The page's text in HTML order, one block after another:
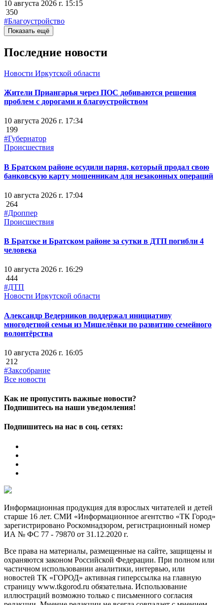
10 августа 2026 г. 15:15
350
#Благоустройство
Показать ещё
Последние новости
Новости Иркутской области
Жители Приангарья через ПОС добиваются решения
проблем с дорогами и благоустройством
10 августа 2026 г. 17:34
199
#Губернатор
Происшествия
В Братском районе осудили парня, который продал свою
банковскую карту мошенникам для незаконных операций
10 августа 2026 г. 17:04
264
#Дроппер
Происшествия
В Братске и Братском районе за сутки в ДТП погибли 4
человека
10 августа 2026 г. 16:29
444
#ДТП
Новости Иркутской области
Александр Ведерников поддержал инициативу
многодетной семьи из Мишелёвки по развитию семейного
волонтёрства
10 августа 2026 г. 16:05
212
#Заксобрание
Все новости
Как не пропустить важные новости?
Подпишитесь на наши уведомления!
Подпишитесь на нас в соц. сетях:
Информационная продукция для взрослых читателей и детей
старше 16 лет. СМИ «Информационное агентство «ТК Город»
зарегистрировано Роскомнадзором, регистрационный номер
ИА № ФС 77 - 79870 от 31.12.2020 г.
Все права на материалы, размещенные на сайте, защищены и
охраняются законом Российской Федерации. При полном или
частичном использовании аналитики, интервью, или
новостей ТК «ГОРОД» активная гиперссылка на главную
страницу www.tkgorod.ru обязательна. Использование
иллюстраций возможно только с письменного согласия